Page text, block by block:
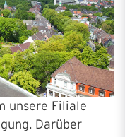
unsere Filiale
Darüber